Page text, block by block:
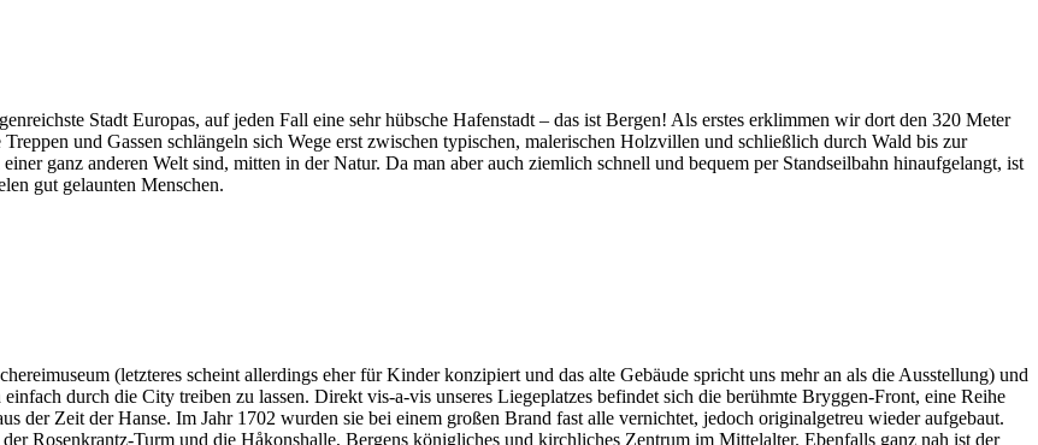
Stadt Europas, auf jeden Fall eine sehr hübsche Hafenstadt – das ist Bergen! Als erstes erklimmen wir dort den 320 Meter
und Gassen schlängeln sich Wege erst zwischen typischen, malerischen Holzvillen und schließlich durch Wald bis zur
ganz anderen Welt sind, mitten in der Natur. Da man aber auch ziemlich schnell und bequem per Standseilbahn hinaufgelangt, ist
gut gelaunten Menschen.
(letzteres scheint allerdings eher für Kinder konzipiert und das alte Gebäude spricht uns mehr an als die Ausstellung) und
durch die City treiben zu lassen. Direkt vis-a-vis unseres Liegeplatzes befindet sich die berühmte Bryggen-Front, eine Reihe
der Zeit der Hanse. Im Jahr 1702 wurden sie bei einem großen Brand fast alle vernichtet, jedoch originalgetreu wieder aufgebaut.
Rosenkrantz-Turm und die Håkonshalle, Bergens königliches und kirchliches Zentrum im Mittelalter. Ebenfalls ganz nah ist der